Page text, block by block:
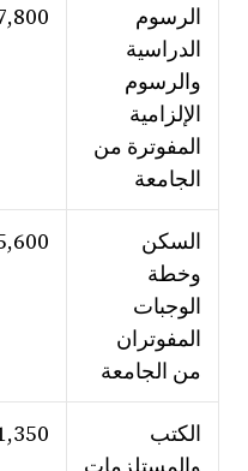
الرسوم
الدراسية
والرسوم
الإلزامية
المفوترة من
الجامعة
السكن
وخطة
الوجبات
المفوتران
من الجامعة
الكتب